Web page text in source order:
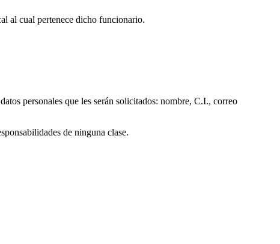
al cual pertenece dicho funcionario.
personales que les serán solicitados: nombre, C.I., correo
de ninguna clase.